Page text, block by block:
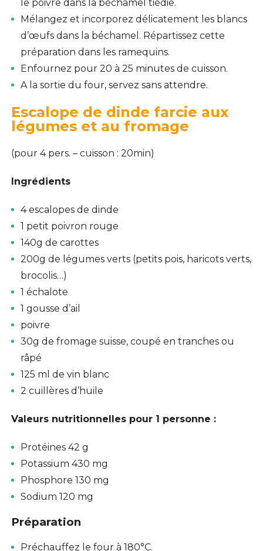
le poivre dans la béchamel tiédie.
Mélangez et incorporez délicatement les blancs
d’œufs dans la béchamel. Répartissez cette
préparation dans les ramequins.
Enfournez pour 20 à 25 minutes de cuisson.
A la sortie du four, servez sans attendre.
Escalope de dinde farcie aux
légumes et au fromage
(pour 4 pers. – cuisson : 20min)
Ingrédients
4 escalopes de dinde
1 petit poivron rouge
140g de carottes
200g de légumes verts (petits pois, haricots verts,
brocolis…)
1 échalote
1 gousse d’ail
poivre
30g de fromage suisse, coupé en tranches ou
râpé
125 ml de vin blanc
2 cuillères d’huile
Valeurs nutritionnelles pour 1 personne :
Protéines 42 g
Potassium 430 mg
Phosphore 130 mg
Sodium 120 mg
Préparation
Préchauffez le four à 180°C.